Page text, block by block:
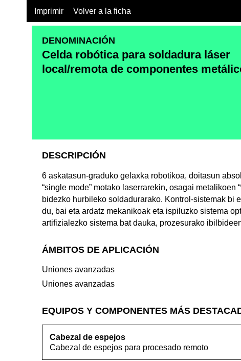
Imprimir Volver a la ficha
DENOMINACIÓN
Celda robótica para soldadura láser
local/remota de componentes
DESCRIPCIÓN
6 askatasun-graduko gelaxka robotikoa, doitasun
“single mode” motako laserrarekin, osagai
bidezko hurbileko soldadurarako. Kontrol-sistemak bi
du, bai eta ardatz mekanikoak eta ispiluzko sistema
artifizialezko sistema bat dauka, prozesurako
ÁMBITOS DE APLICACIÓN
Uniones avanzadas
Uniones avanzadas
EQUIPOS Y COMPONENTES MÁS
Cabezal de espejos
Cabezal de espejos para procesado remoto